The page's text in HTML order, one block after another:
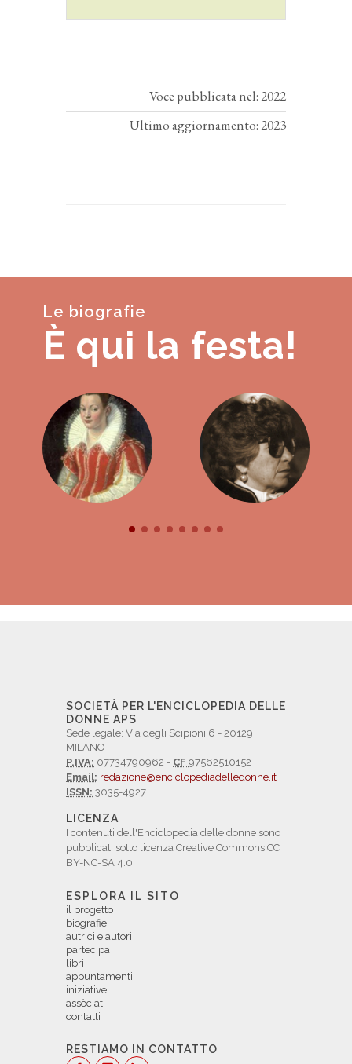
Voce pubblicata nel: 2022
Ultimo aggiornamento: 2023
Le biografie
È qui la festa!
SOCIETÀ PER L'ENCICLOPEDIA DELLE
DONNE APS
Sede legale: Via degli Scipioni 6 - 20129
MILANO
P.IVA: 07734790962 - CF 97562510152
Email: redazione@enciclopediadelledonne.it
ISSN: 3035-4927
LICENZA
I contenuti dell'Enciclopedia delle donne sono
pubblicati sotto licenza Creative Commons CC
BY-NC-SA 4.0.
ESPLORA IL SITO
il progetto
biografie
autrici e autori
partecipa
libri
appuntamenti
iniziative
assòciati
contatti
RESTIAMO IN CONTATTO